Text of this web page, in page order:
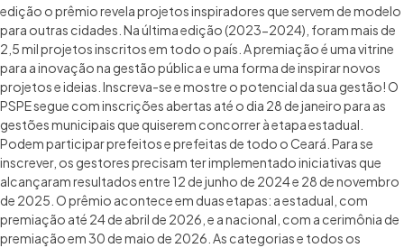
edição o prêmio revela projetos inspiradores que servem de modelo
para outras cidades. Na última edição (2023-2024), foram mais de
2,5 mil projetos inscritos em todo o país. A premiação é uma vitrine
para a inovação na gestão pública e uma forma de inspirar novos
projetos e ideias. Inscreva-se e mostre o potencial da sua gestão! ​O
PSPE segue com inscrições abertas até o dia 28 de janeiro para as
gestões municipais que quiserem concorrer à etapa estadual.
Podem participar prefeitos e prefeitas de todo o Ceará. Para se
inscrever, os gestores precisam ter implementado iniciativas que
alcançaram resultados entre 12 de junho de 2024 e 28 de novembro
de 2025. O prêmio acontece em duas etapas: a estadual, com
premiação até 24 de abril de 2026, e a nacional, com a cerimônia de
premiação em 30 de maio de 2026. ​As categorias e todos os